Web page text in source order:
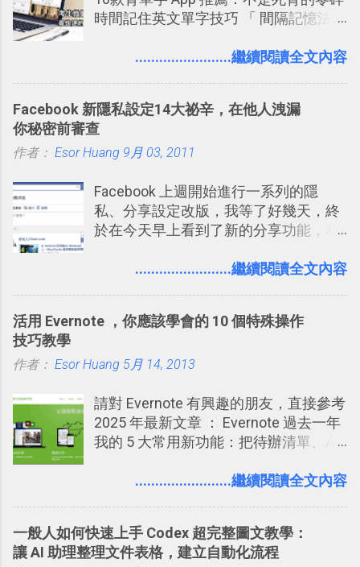
一時間推薦 Trello 的時機，但在這段時
澱自己的使用方法，歸納出「 為什麼值
學。 2015/6/13 新增： 免費專案管理軟
體推薦！困難計畫簡單管理 13 種工具
2016 年新增 ： 如何將 Trello 切換到繁
2016/7/7 新增 ： 如何活用 Trello 記
帳？我的理財計畫心得與看板範本
2016/7/13 新增： 如何將網頁資料快速
2016/8 新增： Trello 開放「強化功能」
技！最想要的強大 Trello 客製化範例教
急時間管理四象限在 Trello 活用與範本
用 Trello？ 8個專案排程協作重點技巧
2017/6 新增： 如何用 Trello 規劃自助
旅行？我的 Trello 行程計畫使用技巧教
卡片不再落落長？專案管理的5個關鍵
子彈筆記？我的 Trello GTD 方法範例看
板分享
時間記住英文單字技巧 「 間隔記憶法
短期記憶變成長期記憶。 舉例來說我今
強；然後下次快要忘記可能變成相隔一
個禮拜，這時再次複習，就能把記憶強
化，讓記憶延長到可能半個月；那時候
來一個月的記憶長度！就這樣反覆慢慢
拉長時間練習，就能讓一個東西成為腦
海中更深刻的記憶。 問題是，當我們一
要準備數百個考試問題時，自己手動進
練習的記憶卡片，自動規劃要延期複習
樣的軟體中最受好評的，或許就是今天
........................繼續閱讀全文內容
Facebook 新隱私設定14大祕辛，在他人洩漏
你秘密前審查
作者： Esor Huang 9月 03, 2011
Facebook 上週開始進行一系列的隱
私、分享設定改版，我等了好幾天，終
於在今天早上看到了新的分享功能，相
用新版的分享功能與隱私設定。 嚴格來
置。不過有一項很實用的設定是新增
你」的內容，決定要不要讓其他朋友看
標籤在他的訊息中，或是想把你標籤在
相片圖片裡，現在你都多了一個「事先
審查」的機制，可以決定這些你被標籤
鴉牆上，從而禁止可能的祕密被你其他
........................繼續閱讀全文內容
活用 Evernote ，你應該學會的 10 個特殊操作
技巧教學
作者： Esor Huang 5月 14, 2013
請對 Evernote 有興趣的朋友，直接參考
2025 年最新文章 ： Evernote 過去一年
我的 5 大常用新功能：把待辦清單、AI
介紹文章： 把不同筆記中的待辦清單統
大綱收合、目錄連結、錨點連結，整理
超長筆記應用案例分享 新功能教學： 會
........................繼續閱讀全文內容
一般人如何快速上手 Codex 超完整圖文教學：
讓 AI 助理整理文件表格，建立自動化流程